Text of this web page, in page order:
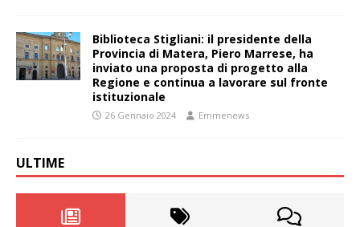
Biblioteca Stigliani: il presidente della
Provincia di Matera, Piero Marrese, ha
inviato una proposta di progetto alla
Regione e continua a lavorare sul fronte
istituzionale
26 Gennaio 2024 Emmenews
ULTIME